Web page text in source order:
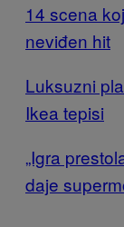
14 scena
neviđen hit
Luksuzni
Ikea tepisi
„Igra
daje